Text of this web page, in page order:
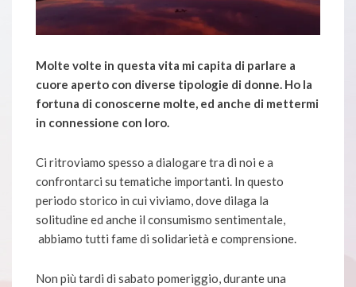
Molte volte in questa vita mi capita di parlare a
cuore aperto con diverse tipologie di donne. Ho la
fortuna di conoscerne molte, ed anche di mettermi
in connessione con loro.
Ci ritroviamo spesso a dialogare tra di noi e a
confrontarci su tematiche importanti. In questo
periodo storico in cui viviamo, dove dilaga la
solitudine ed anche il consumismo sentimentale,
abbiamo tutti fame di solidarietà e comprensione.
Non più tardi di sabato pomeriggio, durante una